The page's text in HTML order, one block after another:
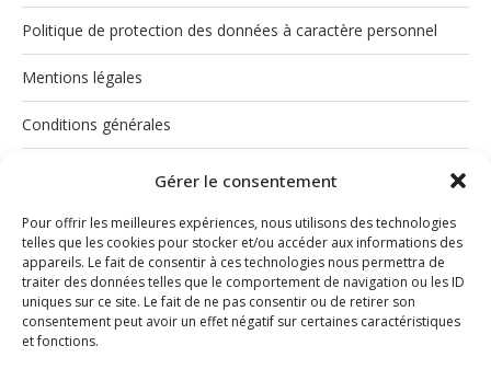
Gérer le consentement
Pour offrir les meilleures expériences, nous utilisons des technologies
telles que les cookies pour stocker et/ou accéder aux informations des
appareils. Le fait de consentir à ces technologies nous permettra de
traiter des données telles que le comportement de navigation ou les ID
uniques sur ce site. Le fait de ne pas consentir ou de retirer son
consentement peut avoir un effet négatif sur certaines caractéristiques
et fonctions.
Politique de protection des données à caractère personnel
Mentions légales
Conditions générales
Politique de cookies (UE)